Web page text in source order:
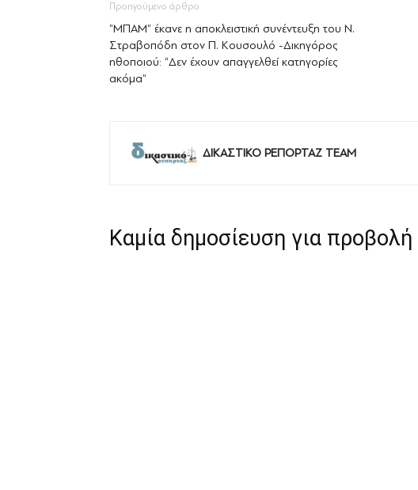
Προηγούμενο άρθρο
“ΜΠΑΜ” έκανε η αποκλειστική συνέντευξη του Ν.
Στραβοπόδη στον Π. Κουσουλό -Δικηγόρος
ηθοποιού: “Δεν έχουν απαγγελθεί κατηγορίες
ακόμα”
ΔΙΚΑΣΤΙΚΟ ΡΕΠΟΡΤΑΖ TEAM
Καμία δημοσίευση για προβολή